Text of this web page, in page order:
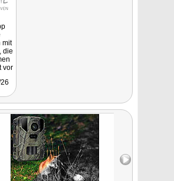
mit
die
vor
für